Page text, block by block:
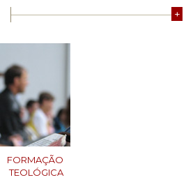
+
FORMAÇÃO
TEOLÓGICA